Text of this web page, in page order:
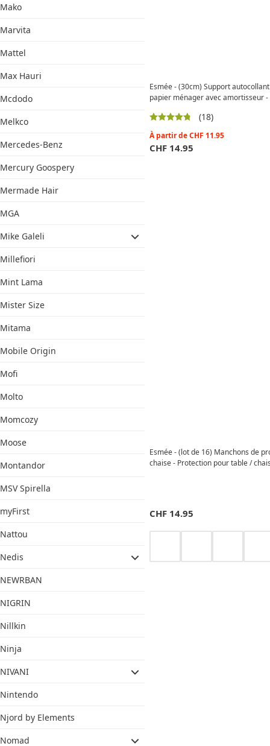
Mako
Marvita
Mattel
Max Hauri
Mcdodo
Melkco
Mercedes-Benz
Mercury Goospery
Mermade Hair
MGA
Mike Galeli
Millefiori
Mint Lama
Mister Size
Mitama
Mobile Origin
Mofi
Molto
Momcozy
Moose
Montandor
MSV Spirella
myFirst
Nattou
Nedis
NEWRBAN
NIGRIN
Nillkin
Ninja
NIVANI
Nintendo
Njord by Elements
Nomad
Esmée - (30cm) Support
papier ménager avec amortisseur
(18)
À partir deCHF 11.95
CHF 14.95
Esmée - (lot de 16) Manchons de
chaise - Protection pour table /
CHF 14.95